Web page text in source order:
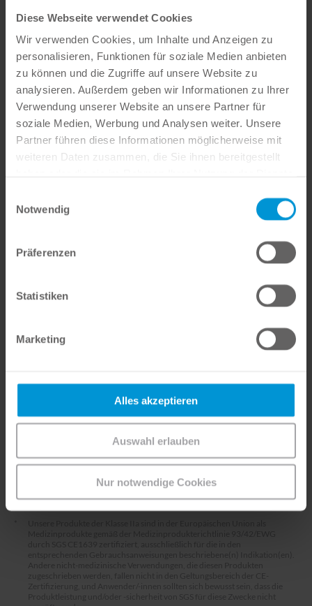
Diese Webseite verwendet Cookies
Wir verwenden Cookies, um Inhalte und Anzeigen zu
personalisieren, Funktionen für soziale Medien anbieten
zu können und die Zugriffe auf unsere Website zu
analysieren. Außerdem geben wir Informationen zu Ihrer
Verwendung unserer Website an unsere Partner für
soziale Medien, Werbung und Analysen weiter. Unsere
Partner führen diese Informationen möglicherweise mit
weiteren Daten zusammen, die Sie ihnen bereitgestellt
Notwendig
Präferenzen
Statistiken
Marketing
Alles akzeptieren
Auswahl erlauben
Nur notwendige Cookies
Eigenschaften und Vorteile
✔ 2:00 Minuten Verarbeitungszeit
✔ 3:30 Aushärtezeit
✔ Formstabilität
✔ Elastische Erholung
✔ Reißfestigkeit
✔ Maximale Kontraktion in den ersten Minuten
nach Entfernung des Abdrucks
Verpackung
Dosierlöffel)
Ausgezeichnete Produkte – vielfach